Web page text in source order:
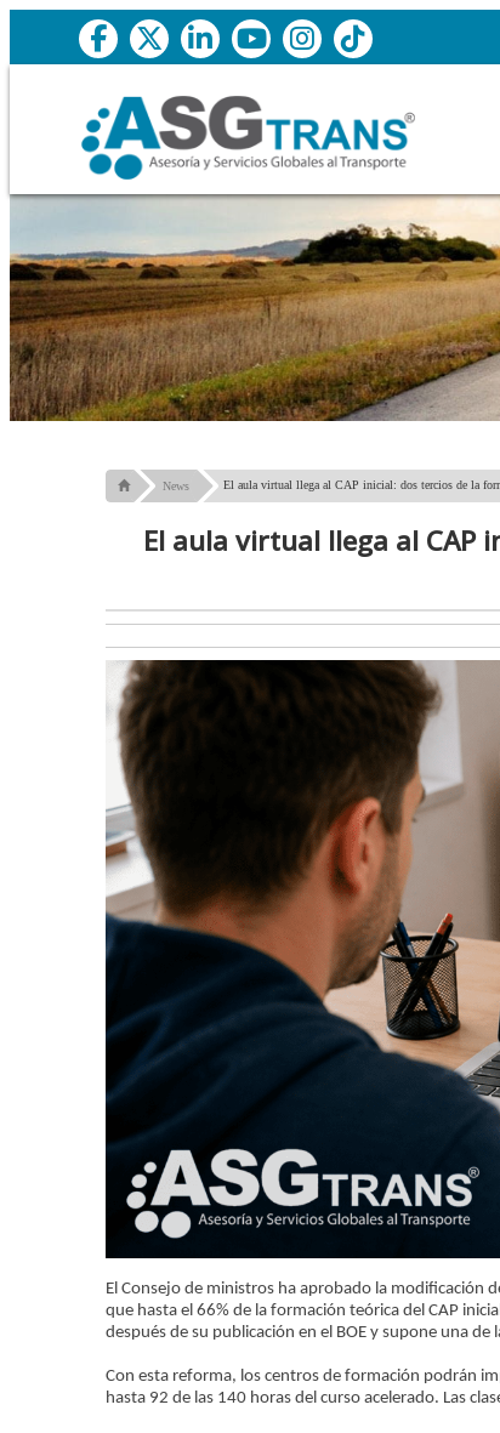
News El aula virtual llega al CAP inicial: dos tercios de la
El aula virtual llega al
El Consejo de ministros ha aprobado la modificación
que hasta el 66% de la formación teórica del CAP
después de su publicación en el BOE y supone una
Con esta reforma, los centros de formación podrán
hasta 92 de las 140 horas del curso acelerado. Las